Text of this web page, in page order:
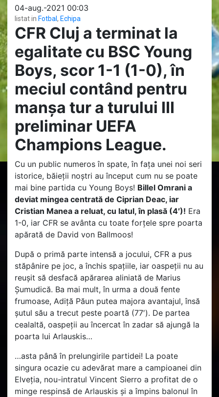
04-aug.-2021 00:03
listat in Fotbal, Echipa
CFR Cluj a terminat la
egalitate cu BSC Young
Boys, scor 1-1 (1-0), în
meciul contând pentru
manșa tur a turului III
preliminar UEFA
Champions League.
Cu un public numeros în spate, în fața unei noi seri
istorice, băieții noștri au început cum nu se poate
mai bine partida cu Young Boys! Billel Omrani a
deviat mingea centrată de Ciprian Deac, iar
Cristian Manea a reluat, cu latul, în plasă (4′)! Era
1-0, iar CFR se avânta cu toate forțele spre poarta
apărată de David von Ballmoos!
După o primă parte intensă a jocului, CFR a pus
stăpânire pe joc, a închis spațiile, iar oaspeții nu au
reușit să desfacă apărarea aliniată de Marius
Șumudică. Ba mai mult, în urma a două fente
frumoase, Adiță Păun putea majora avantajul, însă
șutul său a trecut peste poartă (77′). De partea
cealaltă, oaspeții au încercat în zadar să ajungă la
poarta lui Arlauskis…
…asta până în prelungirile partidei! La poate
singura ocazie cu adevărat mare a campioanei din
Elveția, nou-intratul Vincent Sierro a profitat de o
minge respinsă de Arlauskis și a împins balonul în